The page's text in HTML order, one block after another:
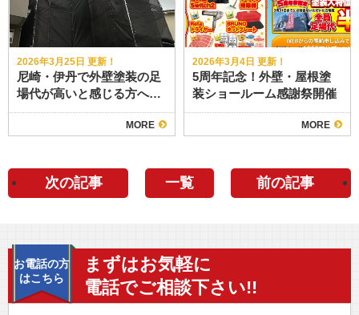
2026年3月25日 更新！
尼崎・伊丹で外壁塗装の足
場代が高いと感じる方へ｜
足場が必要な3つの理由と
「屋根塗装」をセットです
MORE
2026年3月4日 更新！
5周年記念！外壁・屋根塗
装ショールーム感謝祭開催
MORE
次の記事 一覧 前の記事
お電話の方
はこちら
まずはお気軽に
電話でご相談下さい!!